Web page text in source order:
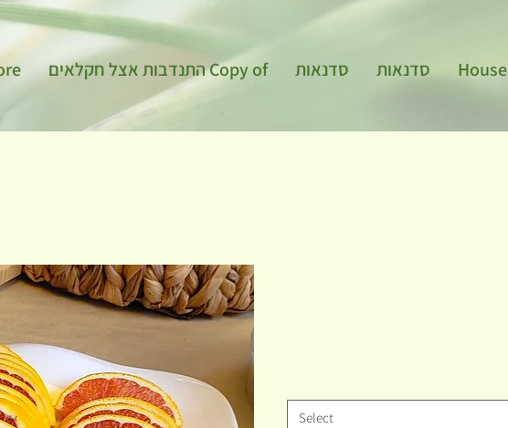
House סדנאות סדנאות Copy of התנדבות אצל חקלאים
Select